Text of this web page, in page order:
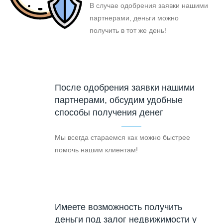
В случае одобрения заявки нашими
партнерами, деньги можно
получить в тот же день!
После одобрения заявки нашими
партнерами, обсудим удобные
способы получения денег
Мы всегда стараемся как можно быстрее
помочь нашим клиентам!
Имеете возможность получить
деньги под залог недвижимости у